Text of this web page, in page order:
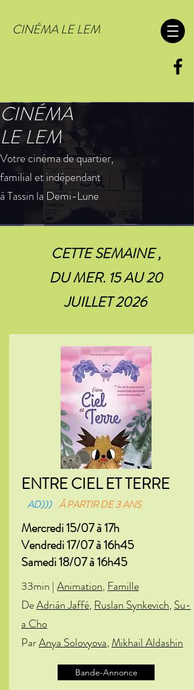
CINÉMA LE LEM
CINÉMA
LE LEM
Votre cinéma de quartier,
familial et indépendant
à Tassin la Demi-Lune
CETTE SEMAINE ,
DU MER. 15 AU 20
JUILLET 2026
ENTRE CIEL ET TERRE
AD))) À PARTIR DE 3 ANS
Mercredi 15/07 à 17h
Vendredi 17/07 à 16h45
Samedi 18/07 à 16h45
33min | Animation, Famille
DeAdrián Jaffé, Ruslan Synkevich, Su-
a Cho
ParAnya Solovyova, Mikhail Aldashin
Bande-Annonce